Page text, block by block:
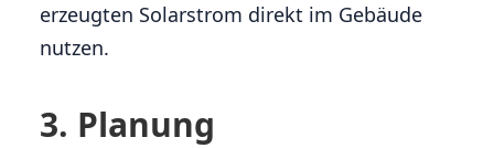
erzeugten Solarstrom direkt im Gebäude
nutzen.
3. Planung